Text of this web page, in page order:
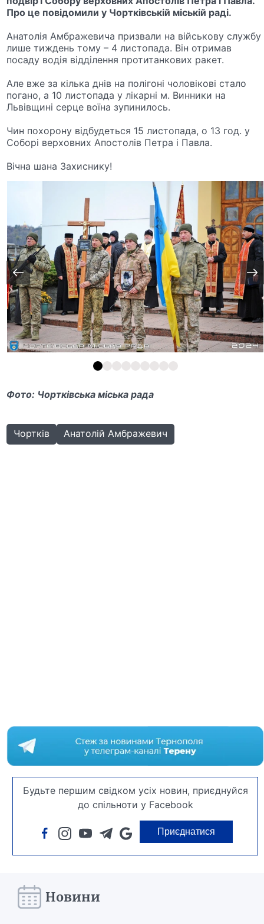
Про це повідомили у Чортківській міській раді.
Анатолія Амбражевича призвали на військову службу
лише тиждень тому – 4 листопада. Він отримав
посаду водія відділення протитанкових ракет.
Але вже за кілька днів на полігоні чоловікові стало
погано, а 10 листопада у лікарні м. Винники на
Львівщині серце воїна зупинилось.
Чин похорону відбудеться 15 листопада, о 13 год. у
Соборі верховних Апостолів Петра і Павла.
Вічна шана Захиснику!
Фото: Чортківська міська рада
Чортків Анатолій Амбражевич
Будьте першим свідком усіх новин, приєднуйся
до спільноти у Facebook
Приєднатися
Новини